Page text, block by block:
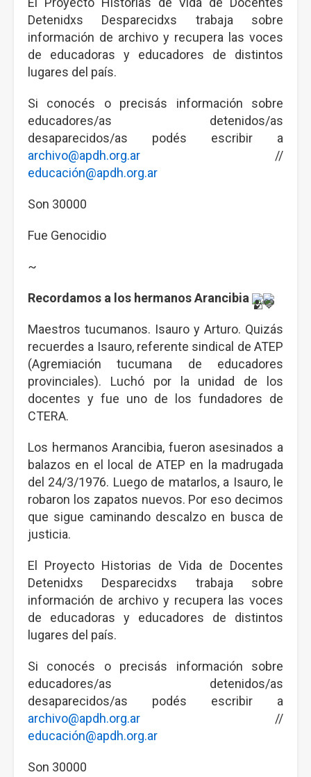
Detenidxs Desparecidxs trabaja sobre
información de archivo y recupera las voces
de educadoras y educadores de distintos
lugares del país.
Si conocés o precisás información sobre
educadores/as detenidos/as
desaparecidos/as podés escribir a
archivo@apdh.org.ar //
educación@apdh.org.ar
Son 30000
Fue Genocidio
~
Recordamos a los hermanos Arancibia
Maestros tucumanos. Isauro y Arturo. Quizás
recuerdes a Isauro, referente sindical de ATEP
(Agremiación tucumana de educadores
provinciales). Luchó por la unidad de los
docentes y fue uno de los fundadores de
CTERA.
Los hermanos Arancibia, fueron asesinados a
balazos en el local de ATEP en la madrugada
del 24/3/1976. Luego de matarlos, a Isauro, le
robaron los zapatos nuevos. Por eso decimos
que sigue caminando descalzo en busca de
justicia.
El Proyecto Historias de Vida de Docentes
Detenidxs Desparecidxs trabaja sobre
información de archivo y recupera las voces
de educadoras y educadores de distintos
lugares del país.
Si conocés o precisás información sobre
educadores/as detenidos/as
desaparecidos/as podés escribir a
archivo@apdh.org.ar //
educación@apdh.org.ar
Son 30000